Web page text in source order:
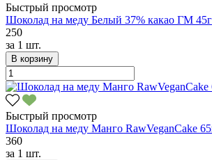
Быстрый просмотр
Шоколад на меду Белый 37% какао ГМ 45г
250
за 1 шт.
В корзину
Быстрый просмотр
Шоколад на меду Манго RawVeganCake
360
за 1 шт.